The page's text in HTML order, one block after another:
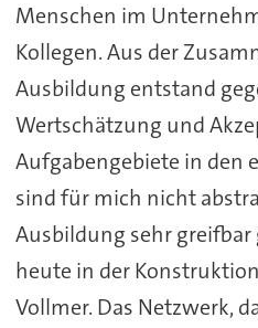
Menschen im
Kollegen. Aus der
Ausbildung entstand
Wertschätzung und
Aufgabengebiete in den
sind für mich nicht
Ausbildung sehr greifbar
heute in der
Vollmer. Das Netzwerk,